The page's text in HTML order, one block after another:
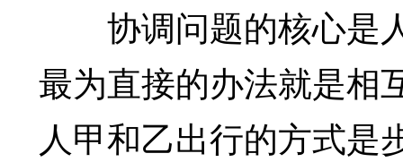
协调问题的核心是
最为直接的办法就是相
人甲和乙出行的方式是